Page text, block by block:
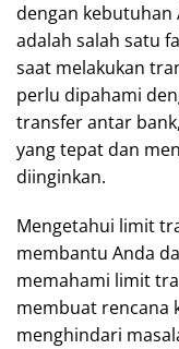
dengan
adalah salah satu
saat melakukan
perlu dipahami
transfer antar
yang tepat dan
diinginkan.
Mengetahui limit
membantu Anda
memahami limit
membuat rencana
menghindari